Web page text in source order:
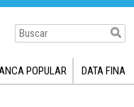
POPULAR DATA FINA